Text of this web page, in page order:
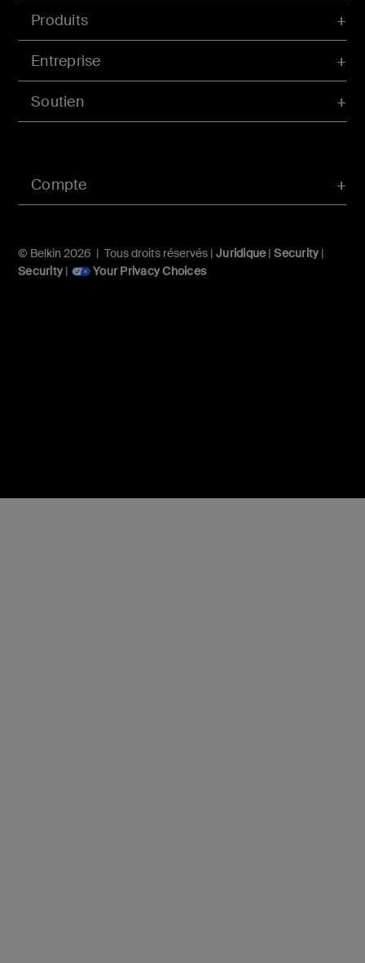
Compte
Produits
Entreprise
Soutien
© Belkin 2026 | Tous droits réservés | Juridique|Security |
Security | Your Privacy Choices